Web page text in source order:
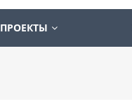
ПРОЕКТЫ